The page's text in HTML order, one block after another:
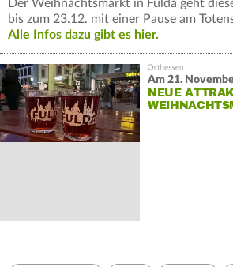
Der Weihnachtsmarkt in Fulda geht
bis zum 23.12. mit einer Pause am
Alle Infos dazu gibt es hier.
Am 21.
NEUE